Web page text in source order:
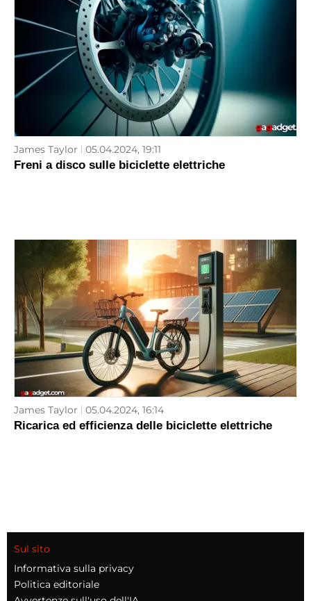
James Taylor 05.04.2024, 19:11
Freni a disco sulle biciclette elettriche
James Taylor 05.04.2024, 16:14
Ricarica ed efficienza delle biciclette elettriche
Sul sito
Informativa sulla privacy
Politica editoriale